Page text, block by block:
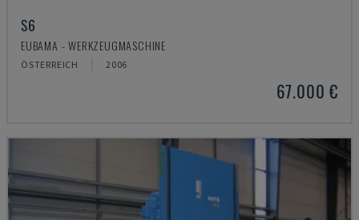
S6
EUBAMA - WERKZEUGMASCHINE
ÖSTERREICH 2006
67.000 €